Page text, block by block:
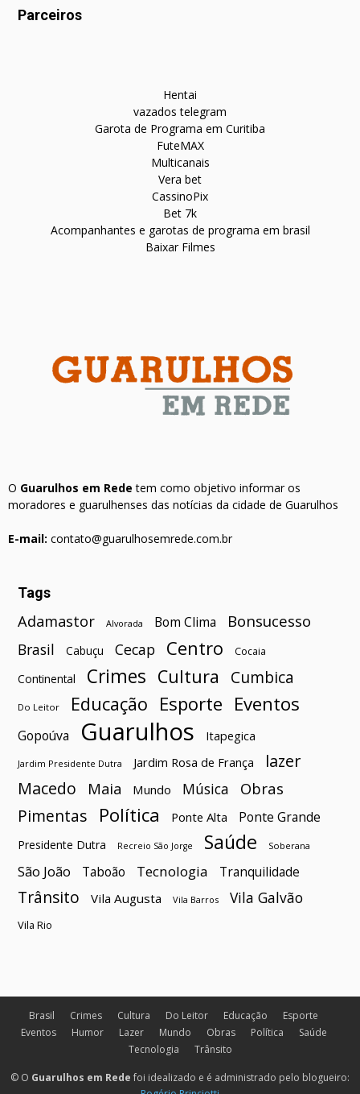
Parceiros
Hentai
vazados telegram
Garota de Programa em Curitiba
FuteMAX
Multicanais
Vera bet
CassinoPix
Bet 7k
Acompanhantes e garotas de programa em brasil
Baixar Filmes
O Guarulhos em Rede tem como objetivo informar os
moradores e guarulhenses das notícias da cidade de Guarulhos
E-mail: contato@guarulhosemrede.com.br
Tags
Adamastor Alvorada Bom Clima Bonsucesso
Brasil Cabuçu Cecap Centro Cocaia
Continental Crimes Cultura Cumbica
Do Leitor Educação Esporte Eventos
Gopoúva Guarulhos Itapegica
Jardim Presidente Dutra Jardim Rosa de França
lazer
Macedo
Maia Mundo Música Obras
Pimentas Política Ponte Alta Ponte Grande
Presidente Dutra Recreio São Jorge Saúde Soberana
São João Taboão Tecnologia Tranquilidade
Trânsito Vila Augusta Vila Barros Vila Galvão
Vila Rio
Brasil Crimes Cultura Do Leitor Educação
Esporte
Eventos
Humor Lazer Mundo Obras Política
Saúde
Tecnologia
Trânsito
© O Guarulhos em Rede foi idealizado e é administrado pelo blogueiro: